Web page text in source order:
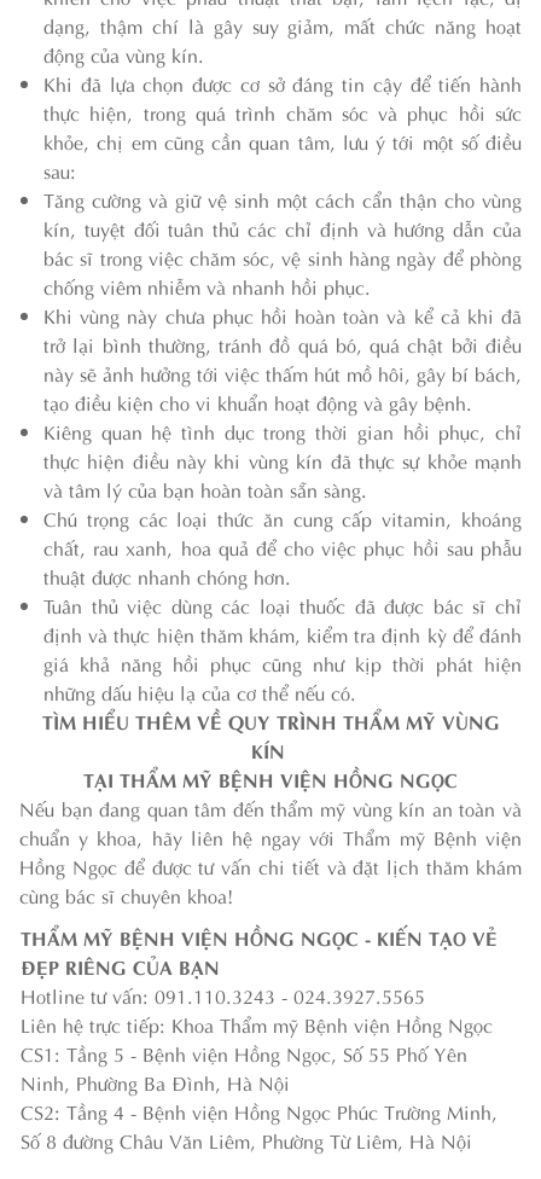
dạng, thậm chí là gây suy giảm, mất chức năng hoạt
động của vùng kín.
Khi đã lựa chọn được cơ sở đáng tin cậy để tiến hành
thực hiện, trong quá trình chăm sóc và phục hồi sức
khỏe, chị em cũng cần quan tâm, lưu ý tới một số điều
sau:
Tăng cường và giữ vệ sinh một cách cẩn thận cho vùng
kín, tuyệt đối tuân thủ các chỉ định và hướng dẫn của
bác sĩ trong việc chăm sóc, vệ sinh hàng ngày để phòng
chống viêm nhiễm và nhanh hồi phục.
Khi vùng này chưa phục hồi hoàn toàn và kể cả khi đã
trở lại bình thường, tránh đồ quá bó, quá chật bởi điều
này sẽ ảnh hưởng tới việc thấm hút mồ hôi, gây bí bách,
tạo điều kiện cho vi khuẩn hoạt động và gây bệnh.
Kiêng quan hệ tình dục trong thời gian hồi phục, chỉ
thực hiện điều này khi vùng kín đã thực sự khỏe mạnh
và tâm lý của bạn hoàn toàn sẵn sàng.
Chú trọng các loại thức ăn cung cấp vitamin, khoáng
chất, rau xanh, hoa quả để cho việc phục hồi sau phẫu
thuật được nhanh chóng hơn.
Tuân thủ việc dùng các loại thuốc đã được bác sĩ chỉ
định và thực hiện thăm khám, kiểm tra định kỳ để đánh
giá khả năng hồi phục cũng như kịp thời phát hiện
những dấu hiệu lạ của cơ thể nếu có.
TÌM HIỂU THÊM VỀ QUY TRÌNH THẨM MỸ VÙNG
KÍN
TẠI THẨM MỸ BỆNH VIỆN HỒNG NGỌC
Nếu bạn đang quan tâm đến thẩm mỹ vùng kín an toàn và
chuẩn y khoa, hãy liên hệ ngay với Thẩm mỹ Bệnh viện
Hồng Ngọc để được tư vấn chi tiết và đặt lịch thăm khám
cùng bác sĩ chuyên khoa!
THẨM MỸ BỆNH VIỆN HỒNG NGỌC - KIẾN TẠO VẺ
ĐẸP RIÊNG CỦA BẠN
Hotline tư vấn: 091.110.3243 - 024.3927.5565
Liên hệ trực tiếp: Khoa Thẩm mỹ Bệnh viện Hồng Ngọc
CS1: Tầng 5 - Bệnh viện Hồng Ngọc, Số 55 Phố Yên
Ninh, Phường Ba Đình, Hà Nội
CS2: Tầng 4 - Bệnh viện Hồng Ngọc Phúc Trường Minh,
Số 8 đường Châu Văn Liêm, Phường Từ Liêm, Hà Nội